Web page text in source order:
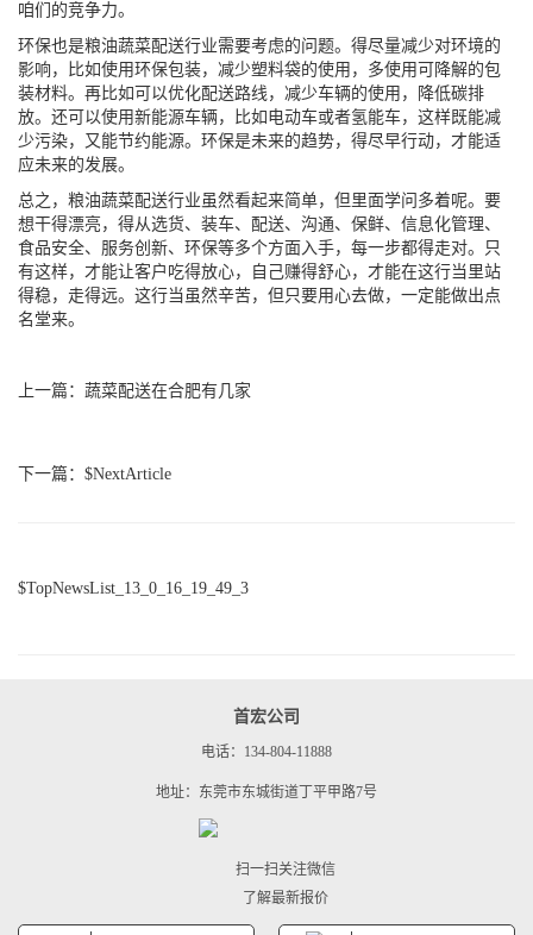
咱们的竞争力。
环保也是粮油蔬菜配送行业需要考虑的问题。得尽量减少对环境的
影响，比如使用环保包装，减少塑料袋的使用，多使用可降解的包
装材料。再比如可以优化配送路线，减少车辆的使用，降低碳排
放。还可以使用新能源车辆，比如电动车或者氢能车，这样既能减
少污染，又能节约能源。环保是未来的趋势，得尽早行动，才能适
应未来的发展。
总之，粮油蔬菜配送行业虽然看起来简单，但里面学问多着呢。要
想干得漂亮，得从选货、装车、配送、沟通、保鲜、信息化管理、
食品安全、服务创新、环保等多个方面入手，每一步都得走对。只
有这样，才能让客户吃得放心，自己赚得舒心，才能在这行当里站
得稳，走得远。这行当虽然辛苦，但只要用心去做，一定能做出点
名堂来。
上一篇： 蔬菜配送在合肥有几家
下一篇：$NextArticle
$TopNewsList_13_0_16_19_49_3
首宏公司
电话：134-804-11888
地址：东莞市东城街道丁平甲路7号
扫一扫关注微信
了解最新报价